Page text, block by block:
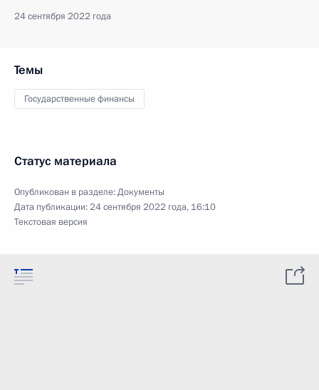
24 сентября 2022 года
Темы
Государственные финансы
Статус материала
Опубликован в разделе:Документы
Дата публикации:24 сентября 2022 года, 16:10
Текстовая версия